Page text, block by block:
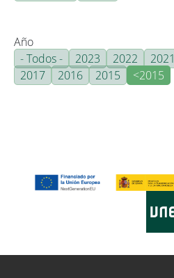
Año
- Todos -
2023 2022 2021
2017
2016 2015 <2015